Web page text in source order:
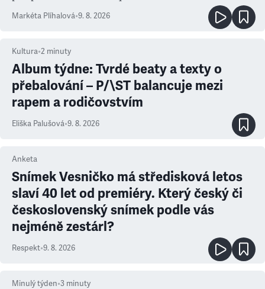
Markéta Plíhalová•9. 8. 2026
Kultura•2 minuty
Album týdne: Tvrdé beaty a texty o
přebalování – P/\ST balancuje mezi
rapem a rodičovstvím
Eliška Palušová•9. 8. 2026
Anketa
Snímek Vesničko má středisková letos
slaví 40 let od premiéry. Který český či
československý snímek podle vás
nejméně zestárl?
Respekt•9. 8. 2026
Minulý týden•3 minuty